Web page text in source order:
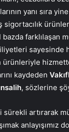
yanı sıra
sigortacılık
farklılaşan
sayesinde
kaydeden
, sözlerine
sürekli artırarak
anlayışımız